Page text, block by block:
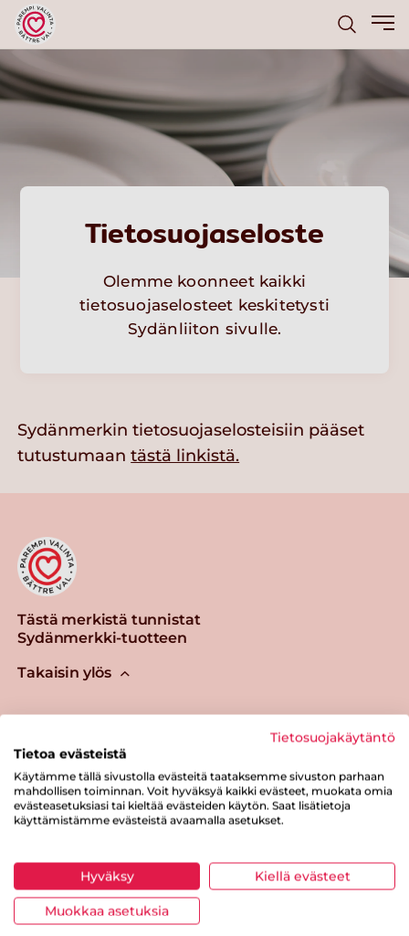
Tietosuojaseloste
Olemme koonneet kaikki
tietosuojaselosteet keskitetysti
Sydänliiton sivulle.
Sydänmerkin tietosuojaselosteisiin pääset
tutustumaantästä linkistä.
Tästä merkistä tunnistat
Sydänmerkki-tuotteen
Takaisin ylös
Sydänmerkki — Paremmat eväät
elämään.
Yhteystiedot
Sydänmerkki
00620 Helsinki
sydanmerkki@sydanliitto.fi
Tietosuojakäytäntö
Tietoa evästeistä
Käytämme tällä sivustolla evästeitä taataksemme sivuston parhaan
mahdollisen toiminnan. Voit hyväksyä kaikki evästeet, muokata omia
evästeasetuksiasi tai kieltää evästeiden käytön. Saat lisätietoja
käyttämistämme evästeistä avaamalla asetukset.
Hyväksy Kiellä evästeet
Muokkaa asetuksia